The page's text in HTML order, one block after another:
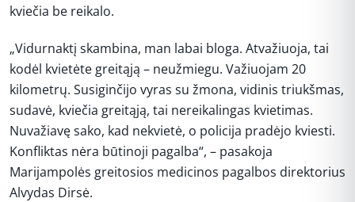
kviečia be reikalo.
„Vidurnaktį skambina, man labai bloga. Atvažiuoja, tai
kodėl kvietėte greitąją – neužmiegu. Važiuojam 20
kilometrų. Susiginčijo vyras su žmona, vidinis triukšmas,
sudavė, kviečia greitąją, tai nereikalingas kvietimas.
Nuvažiavę sako, kad nekvietė, o policija pradėjo kviesti.
Konfliktas nėra būtinoji pagalba“, – pasakoja
Marijampolės greitosios medicinos pagalbos direktorius
Alvydas Dirsė.